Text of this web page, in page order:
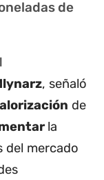
de
, señaló
de
la
del mercado